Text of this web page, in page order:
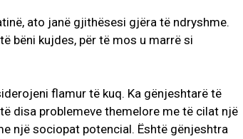
ato janë gjithësesi gjëra të ndryshme.
bëni kujdes, për të mos u marrë si
flamur të kuq. Ka gënjeshtarë të
disa problemeve themelore me të cilat një
një sociopat potencial. Është gënjeshtra